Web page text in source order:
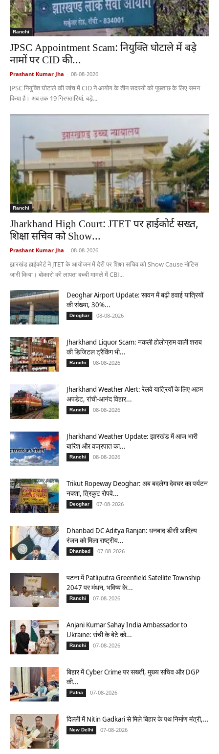
Ranchi
JPSC Appointment Scam: नियुक्ति घोटाले में बड़े
नामों पर CID की...
Prashant Kumar Jha - 08-08-2026
JPSC नियुक्ति घोटाले की जांच में CID ने आयोग के तीन सदस्यों को पूछताछ के लिए समन
किया है। अब तक 19 गिरफ्तारियां, बड़े...
Ranchi
Jharkhand High Court: JTET पर हाईकोर्ट सख्त,
शिक्षा सचिव को Show...
Prashant Kumar Jha - 08-08-2026
झारखंड हाईकोर्ट ने JTET के आयोजन में देरी पर शिक्षा सचिव को Show Cause नोटिस
जारी किया। बोकारो की लापता बच्ची मामले में CBI...
Deoghar Airport Update: सावन में बढ़ी हवाई यात्रियों
की संख्या, 30%...
Deoghar 08-08-2026
Jharkhand Liquor Scam: नकली होलोग्राम वाली शराब
की डिजिटल ट्रैकिंग भी...
Ranchi 08-08-2026
Jharkhand Weather Alert: रेलवे यात्रियों के लिए अहम
अपडेट, रांची-आनंद विहार...
Ranchi 08-08-2026
Jharkhand Weather Update: झारखंड में आज भारी
बारिश और वज्रपात का...
Ranchi 08-08-2026
Trikut Ropeway Deoghar: अब बदलेगा देवघर का पर्यटन
नक्शा, त्रिकुट रोपवे...
Deoghar 07-08-2026
Dhanbad DC Aditya Ranjan: धनबाद डीसी आदित्य
रंजन को मिला राष्ट्रीय...
Dhanbad 07-08-2026
पटना में Patliputra Greenfield Satellite Township
2047 पर मंथन, भविष्य के...
Ranchi 07-08-2026
Anjani Kumar Sahay India Ambassador to
Ukraine: रांची के बेटे को...
Ranchi 07-08-2026
बिहार में Cyber Crime पर सख्ती, मुख्य सचिव और DGP
की...
Patna 07-08-2026
दिल्ली में Nitin Gadkari से मिले बिहार के पथ निर्माण मंत्री,...
New Delhi 07-08-2026